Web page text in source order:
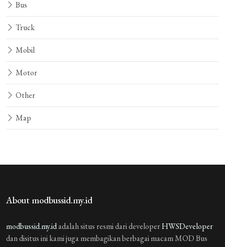
car
Guest_84TOQ 1 tahun yang lalu
car
Bus
Truck
Mobil
Motor
Other
Map
About modbussid.my.id
modbussid.my.idadalah situs resmi dari developerHWSDeveloper
dan disitus ini kami juga membagikan berbagai macam MOD Bus